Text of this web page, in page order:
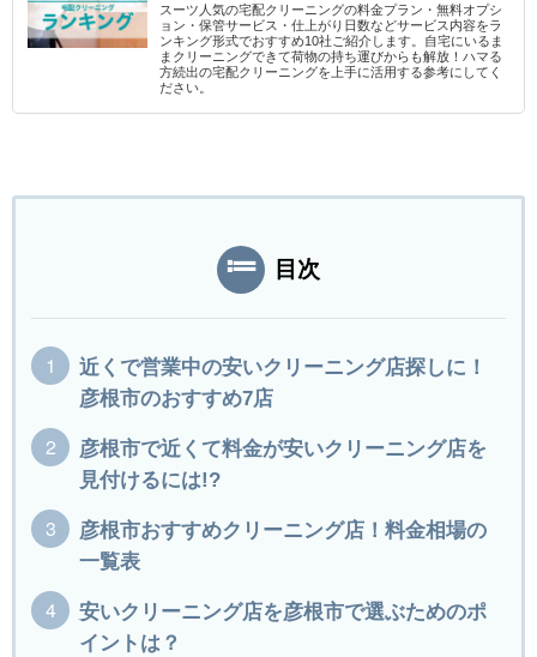
スーツ人気の宅配クリーニングの料金プラン・無料オプシ
ョン・保管サービス・仕上がり日数などサービス内容をラ
ンキング形式でおすすめ10社ご紹介します。自宅にいるま
まクリーニングできて荷物の持ち運びからも解放！ハマる
方続出の宅配クリーニングを上手に活用する参考にしてく
ださい。
目次
近くで営業中の安いクリーニング店探しに！
彦根市のおすすめ7店
彦根市で近くて料金が安いクリーニング店を
見付けるには!?
彦根市おすすめクリーニング店！料金相場の
一覧表
安いクリーニング店を彦根市で選ぶためのポ
イントは？